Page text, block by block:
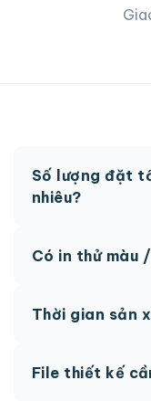
Số lượng đặt
nhiêu?
đặc biệt có thể
Có in thử màu
trà. Chi phí in
Thời gian sản
maket. Có thể
File thiết kế